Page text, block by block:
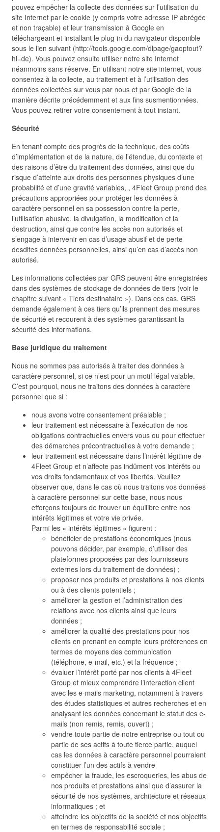
pouvez empêcher la collecte des données sur l’utilisation du
site Internet par le cookie (y compris votre adresse IP abrégée
et non traçable) et leur transmission à Google en
téléchargeant et installant le plug-in du navigateur disponible
sous le lien suivant (http://tools.google.com/dlpage/gaoptout?
hl=de). Vous pouvez ensuite utiliser notre site Internet
néanmoins sans réserve. En utilisant notre site internet, vous
consentez à la collecte, au traitement et à l’utilisation des
données collectées sur vous par nous et par Google de la
manière décrite précédemment et aux fins susmentionnées.
Vous pouvez retirer votre consentement à tout instant.
Sécurité
En tenant compte des progrès de la technique, des coûts
d’implémentation et de la nature, de l’étendue, du contexte et
des raisons d’être du traitement des données, ainsi que du
risque d’atteinte aux droits des personnes physiques d’une
probabilité et d’une gravité variables, , 4Fleet Group prend des
précautions appropriées pour protéger les données à
caractère personnel en sa possession contre la perte,
l’utilisation abusive, la divulgation, la modification et la
destruction, ainsi que contre les accès non autorisés et
s’engage à intervenir en cas d’usage abusif et de perte
desdites données personnelles, ainsi qu’en cas d’accès non
autorisé.
Les informations collectées par GRS peuvent être enregistrées
dans des systèmes de stockage de données de tiers (voir le
chapitre suivant « Tiers destinataire »). Dans ces cas, GRS
demande également à ces tiers qu’ils prennent des mesures
de sécurité et recourent à des systèmes garantissant la
sécurité des informations.
Base juridique du traitement
Nous ne sommes pas autorisés à traiter des données à
caractère personnel, si ce n’est pour un motif légal valable.
C’est pourquoi, nous ne traitons des données à caractère
personnel que si :
nous avons votre consentement préalable ;
leur traitement est nécessaire à l’exécution de nos
obligations contractuelles envers vous ou pour effectuer
des démarches précontractuelles à votre demande ;
leur traitement est nécessaire dans l’intérêt légitime de
4Fleet Group et n’affecte pas indûment vos intérêts ou
vos droits fondamentaux et vos libertés. Veuillez
observer que, dans le cas où nous traitons vos données
à caractère personnel sur cette base, nous nous
efforçons toujours de trouver un équilibre entre nos
intérêts légitimes et votre vie privée.
Parmi les « intérêts légitimes » figurent :
bénéficier de prestations économiques (nous
pouvons décider, par exemple, d’utiliser des
plateformes proposées par des fournisseurs
externes lors du traitement de données) ;
proposer nos produits et prestations à nos clients
ou à des clients potentiels ;
améliorer la gestion et l’administration des
relations avec nos clients ainsi que leurs
données ;
améliorer la qualité des prestations pour nos
clients en prenant en compte leurs préférences en
termes de moyens des communication
(téléphone, e-mail, etc.) et la fréquence ;
évaluer l’intérêt porté par nos clients à 4Fleet
Group et mieux comprendre l’interaction client
avec les e-mails marketing, notamment à travers
des études statistiques et autres recherches et en
analysant les données concernant le statut des e-
mails (non remis, remis, ouvert) ;
vendre toute partie de notre entreprise ou tout ou
partie de ses actifs à toute tierce partie, auquel
cas les données à caractère personnel pourraient
constituer l’un des actifs à vendre
empêcher la fraude, les escroqueries, les abus de
nos produits et prestations ainsi que d’assurer la
sécurité de nos systèmes, architecture et réseaux
informatiques ; et
atteindre les objectifs de la société et nos objectifs
en termes de responsabilité sociale ;